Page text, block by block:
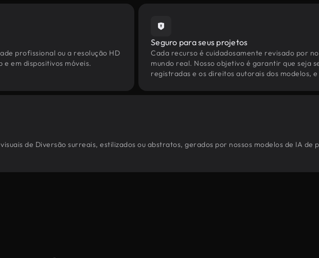
profissional ou a resolução HD
em dispositivos móveis.
Seguro para seus projetos
Cada recurso é cuidadosamente revisado por
mundo real. Nosso objetivo é garantir que seja
registradas e os direitos autorais dos modelos,
de Diversão surreais, estilizados ou abstratos, gerados por nossos modelos de IA de